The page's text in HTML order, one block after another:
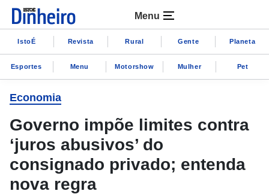
Menu
IstoÉ Revista Rural Gente Planeta
Esportes Menu Motorshow Mulher Pet
Economia
Governo impõe limites contra
‘juros abusivos’ do
consignado privado; entenda
nova regra